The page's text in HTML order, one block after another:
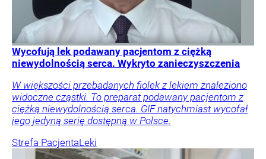
Wycofują lek podawany pacjentom z ciężką
niewydolnością serca. Wykryto zanieczyszczenia
W większości przebadanych fiolek z lekiem znaleziono
widoczne cząstki. To preparat podawany pacjentom z
ciężką niewydolnością serca. GIF natychmiast wycofał
jego jedyną serię dostępną w Polsce.
Strefa PacjentaLeki